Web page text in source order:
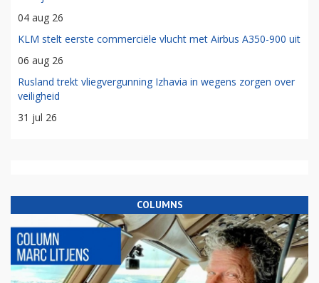
04 aug 26
KLM stelt eerste commerciële vlucht met Airbus A350-900 uit
06 aug 26
Rusland trekt vliegvergunning Izhavia in wegens zorgen over
veiligheid
31 jul 26
COLUMNS